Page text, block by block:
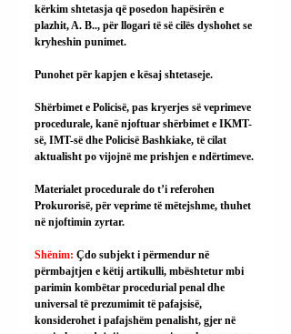
kërkim shtetasja që posedon hapësirën e
plazhit, A. B.., për llogari të së cilës dyshohet se
kryheshin punimet.
Punohet për kapjen e kësaj shtetaseje.
Shërbimet e Policisë, pas kryerjes së veprimeve
procedurale, kanë njoftuar shërbimet e IKMT-
së, IMT-së dhe Policisë Bashkiake, të cilat
aktualisht po vijojnë me prishjen e ndërtimeve.
Materialet procedurale do t’i referohen
Prokurorisë, për veprime të mëtejshme, thuhet
në njoftimin zyrtar.
Shënim: Çdo subjekt i përmendur në
përmbajtjen e këtij artikulli, mbështetur mbi
parimin kombëtar procedurial penal dhe
universal të prezumimit të pafajsisë,
konsiderohet i pafajshëm penalisht, gjer në